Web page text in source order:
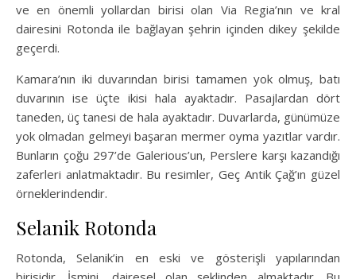
ve en önemli yollardan birisi olan Via Regia’nın ve kral
dairesini Rotonda ile bağlayan şehrin içinden dikey şekilde
geçerdi.
Kamara’nın iki duvarından birisi tamamen yok olmuş, batı
duvarının ise üçte ikisi hala ayaktadır. Pasajlardan dört
taneden, üç tanesi de hala ayaktadır. Duvarlarda, günümüze
yok olmadan gelmeyi başaran mermer oyma yazıtlar vardır.
Bunların çoğu 297’de Galerious’un, Perslere karşı kazandığı
zaferleri anlatmaktadır. Bu resimler, Geç Antik Çağ’ın güzel
örneklerindendir.
Selanik Rotonda
Rotonda, Selanik’in en eski ve gösterişli yapılarından